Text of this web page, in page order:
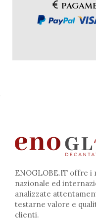
ENOGLOBE.IT offre
nazionale ed
analizzate
testarne valore e
clienti.